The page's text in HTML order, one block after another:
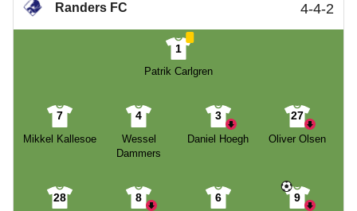
Randers FC 4-4-2
1
Patrik Carlgren
7
Mikkel Kallesoe
4
Wessel
Dammers
3
Daniel Hoegh
27
Oliver Olsen
28 8 6 9